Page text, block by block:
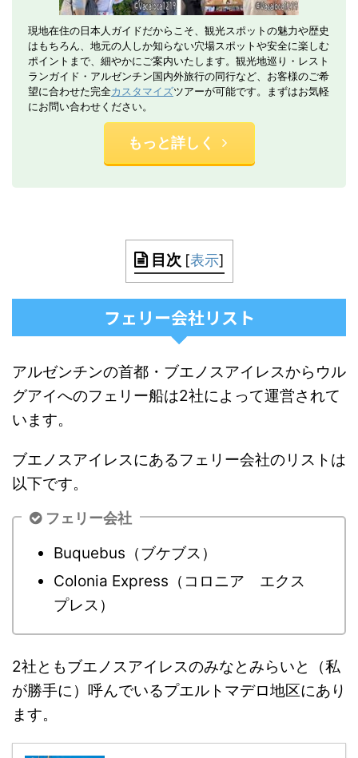
現地在住の日本人ガイドだからこそ、観光スポットの魅力や歴史
はもちろん、地元の人しか知らない穴場スポットや安全に楽しむ
ポイントまで、細やかにご案内いたします。観光地巡り・レスト
ランガイド・アルゼンチン国内外旅行の同行など、お客様のご希
望に合わせた完全カスタマイズツアーが可能です。まずはお気軽
にお問い合わせください。
もっと詳しく
目次 [表示]
フェリー会社リスト
アルゼンチンの首都・ブエノスアイレスからウル
グアイへのフェリー船は2社によって運営されて
います。
ブエノスアイレスにあるフェリー会社のリストは
以下です。
フェリー会社
Buquebus（ブケブス）
Colonia Express（コロニア エクス
プレス）
2社ともブエノスアイレスのみなとみらいと（私
が勝手に）呼んでいるプエルトマデロ地区にあり
ます。